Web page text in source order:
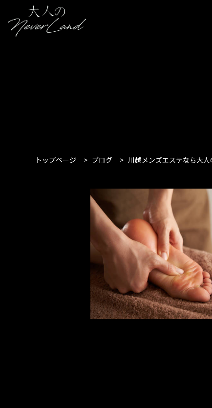
トップページ > ブログ > 川越メンズエステなら大